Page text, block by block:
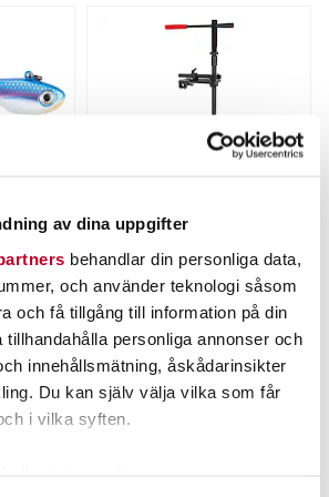
av dina uppgifter
behandlar din personliga data,
och använder teknologi såsom
och få tillgång till information på din
tillhandahålla personliga annonser och
innehållsmätning, åskådarinsikter
Du kan själv välja vilka som får
i vilka syften.
Pulse
:
pris:
Patriot LiveFix 360 (#9).
Nuvarande pris:
2 195,00 kr Tidigare pris:
2 383,00 kr
2 195,00 kr
2 383,00 kr
FLER ÄN 6 ST KVAR